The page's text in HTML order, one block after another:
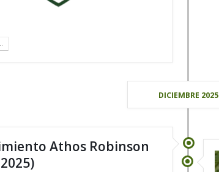
DICIEMBRE 2025
Athos Robinson